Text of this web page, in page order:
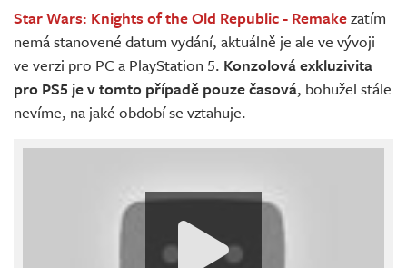
Star Wars: Knights of the Old Republic - Remakezatím
nemá stanovené datum vydání, aktuálně je ale ve vývoji
ve verzi pro PC a PlayStation 5. Konzolová exkluzivita
pro PS5 je v tomto případě pouze časová, bohužel stále
nevíme, na jaké období se vztahuje.